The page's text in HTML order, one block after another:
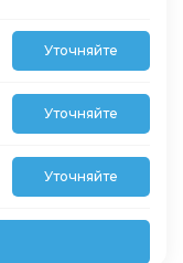
Уточняйте
Уточняйте
Уточняйте